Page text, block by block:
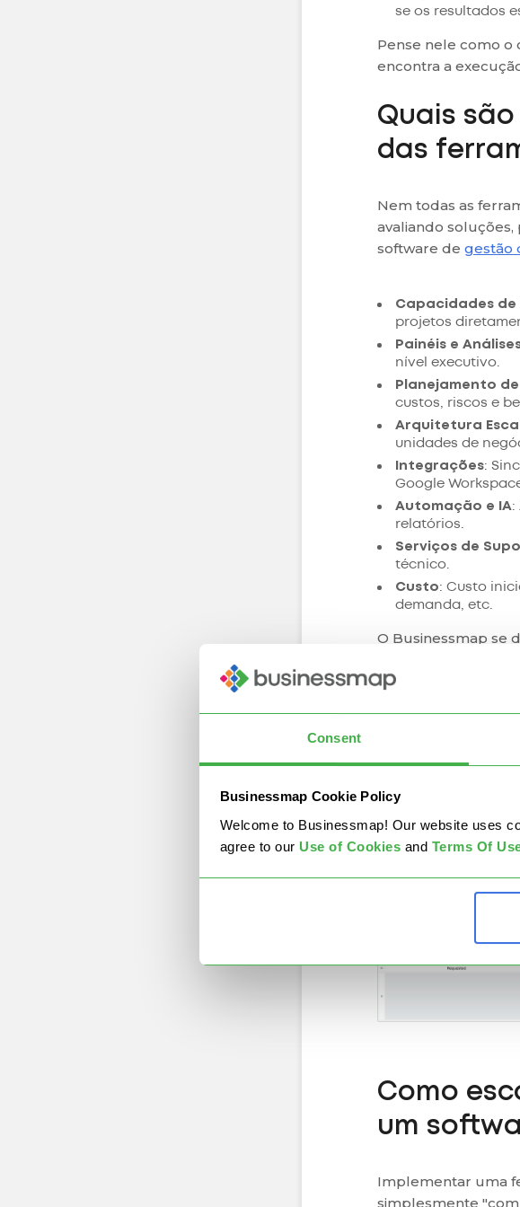
Consent
Businessmap Cookie Policy
Welcome to Businessmap! Our website uses
agree to our Use of Cookies and Terms Of
se os resultados
Pense nele como o
encontra a
Quais
das
Nem todas as
avaliando
software de gestão
Capacidades
projetos
Painéis e
nível executivo.
Planejamento
custos, riscos e
Arquitetura
unidades de
Integrações:
Google
Automação e IA:
relatórios.
Serviços de
técnico.
Custo: Custo
demanda, etc.
O Businessmap se
análise detalhada
Como
um
Implementar uma
simplesmente